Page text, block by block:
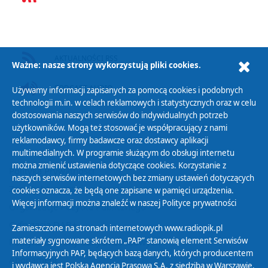
PODCAST AUDIO
Polityka Prywatności
Zasady korzystania z Serwisu
Organizacje Pożytku Publicznego
Cyfryzacja DAB+
Polityka ochrony danych osobowych
Abonament
Ważne: nasze strony wykorzystują pliki cookies.
Używamy informacji zapisanych za pomocą cookies i podobnych
technologii m.in. w celach reklamowych i statystycznych oraz w celu
dostosowania naszych serwisów do indywidualnych potrzeb
użytkowników. Mogą też stosować je współpracujący z nami
reklamodawcy, firmy badawcze oraz dostawcy aplikacji
multimedialnych. W programie służącym do obsługi internetu
można zmienić ustawienia dotyczące cookies. Korzystanie z
naszych serwisów internetowych bez zmiany ustawień dotyczących
cookies oznacza, że będą one zapisane w pamięci urządzenia.
Więcej informacji można znaleźć w naszej Polityce prywatności
Zamieszczone na stronach internetowych www.radiopik.pl
materiały sygnowane skrótem „PAP” stanowią element Serwisów
Informacyjnych PAP, będących bazą danych, których producentem
i wydawcą jest Polska Agencja Prasowa S.A. z siedzibą w Warszawie.